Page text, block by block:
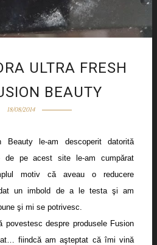
ULTRA FRESH
BEAUTY
18/08/2014
Beauty le-am descoperit datorită
de pe acest site le-am cumpărat
motiv că aveau o reducere
un imbold de a le testa şi am
şi mi se potrivesc.
despre produsele Fusion
fiindcă am aşteptat că îmi vină